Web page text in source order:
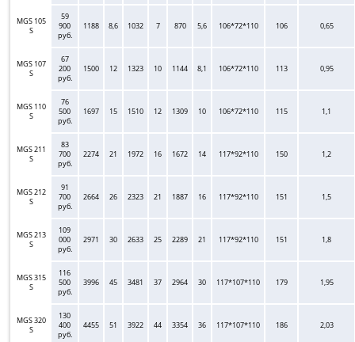
MGS 105
S
59
900
руб.
1188 8,6 1032 7 870 5,6 106*72*110 106 0,65
MGS 107
S
67
200
руб.
1500 12 1323 10 1144 8,1 106*72*110 113 0,95
MGS 110
S
76
500
руб.
1697 15 1510 12 1309 10 106*72*110 115 1,1
MGS 211
S
83
700
руб.
2274 21 1972 16 1672 14 117*92*110 150 1,2
MGS 212
S
91
700
руб.
2664 26 2323 21 1887 16 117*92*110 151 1,5
MGS 213
S
109
000
руб.
2971 30 2633 25 2289 21 117*92*110 151 1,8
MGS 315
S
116
500
руб.
3996 45 3481 37 2964 30 117*107*110 179 1,95
MGS 320
S
130
400
руб.
4455 51 3922 44 3354 36 117*107*110 186 2,03